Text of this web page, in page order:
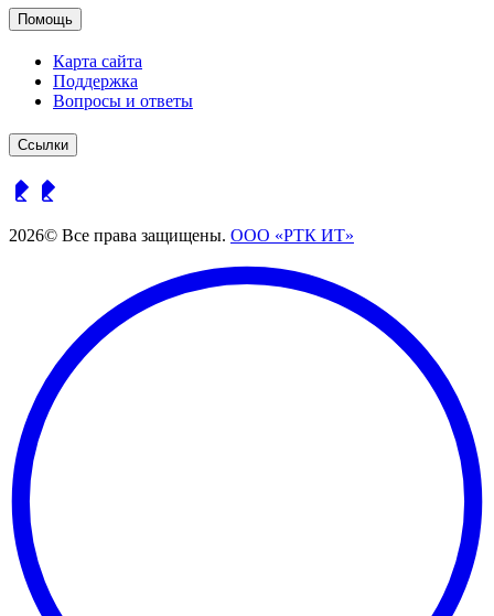
Помощь
Карта сайта
Поддержка
Вопросы и ответы
Ссылки
2026© Все права защищены. ООО «РТК ИТ»